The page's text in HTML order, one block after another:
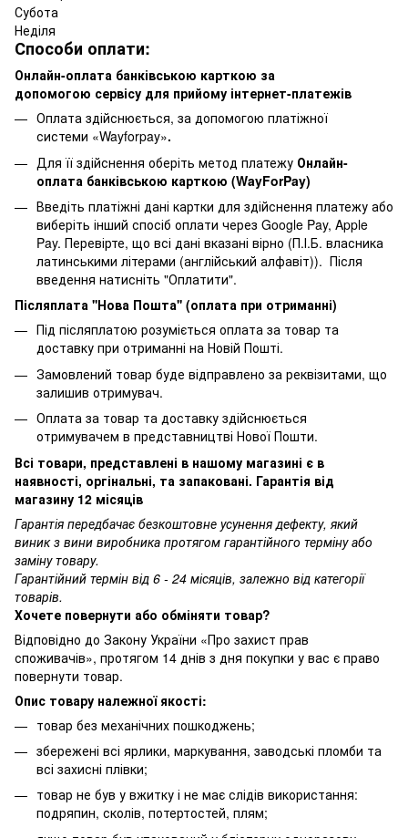
Субота
Неділя
Способи оплати:
Онлайн-оплата банківською карткою за
допомогою сервісу для прийому інтернет-платежів
Оплата здійснюється, за допомогою платіжної
системи «Wayforpay».
Для її здійснення оберіть метод платежу Онлайн-
оплата банківською карткою (WayForPay)
Введіть платіжні дані картки для здійснення платежу або
виберіть інший спосіб оплати через Google Pay, Apple
Pay. Перевірте, що всі дані вказані вірно (П.І.Б. власника
латинськими літерами (англійський алфавіт)). Після
введення натисніть "Оплатити".
Післяплата ''Нова Пошта'' (оплата при отриманні)
Під післяплатою розуміється оплата за товар та
доставку при отриманні на Новій Пошті.
Замовлений товар буде відправлено за реквізитами, що
залишив отримувач.
Оплата за товар та доставку здійснюється
отримувачем в представництві Нової Пошти.
Всі товари, представлені в нашому магазині є в
наявності, оргінальні, та запаковані. Гарантія від
магазину 12 місяців
Гарантія передбачає безкоштовне усунення дефекту, який
виник з вини виробника протягом гарантійного терміну або
заміну товару.
Гарантійний термін від 6 - 24 місяців, залежно від категорії
товарів.
Хочете повернути або обміняти товар?
Відповідно до Закону України «Про захист прав
споживачів», протягом 14 днів з дня покупки у вас є право
повернути товар.
Опис товару належної якості:
товар без механічних пошкоджень;
збережені всі ярлики, маркування, заводські пломби та
всі захисні плівки;
товар не був у вжитку і не має слідів використання:
подряпин, сколів, потертостей, плям;